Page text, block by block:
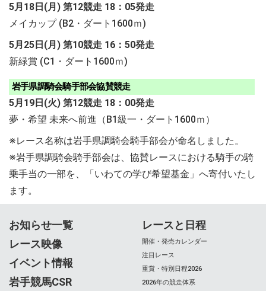
5月18日(月) 第12競走 18：05発走
メイカップ (B2・ダート1600ｍ)
5月25日(月) 第10競走 16：50発走
新緑賞 (C1・ダート1600ｍ)
岩手県調騎会騎手部会協賛競走
5月19日(火) 第12競走 18：00発走
夢・希望 未来へ前進（B1級一・ダート1600ｍ）
※レース名称は岩手県調騎会騎手部会が命名しました。
※岩手県調騎会騎手部会は、協賛レースにおける騎手の騎
乗手当の一部を、「いわての学び希望基金」へ寄付いたし
ます。
お知らせ一覧
レース映像
イベント情報
岩手競馬CSR
レースと日程
開催・発売カレンダー
注目レース
重賞・特別日程2026
2026年の競走体系